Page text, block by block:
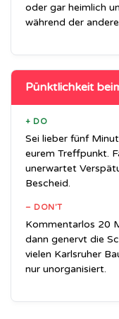
oder gar heimlich
während der
Pünktlichkeit
+ DO
Sei lieber fünf
eurem Treffpunkt.
unerwartet
Bescheid.
– DON’T
Kommentarlos 20
dann genervt die
vielen Karlsruher
nur unorganisiert.